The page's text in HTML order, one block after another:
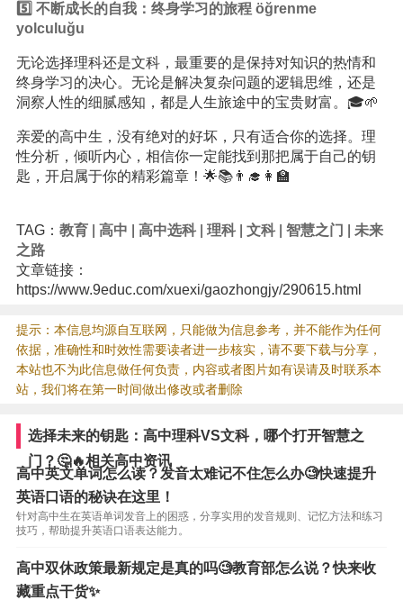
5️⃣ 不断成长的自我：终身学习 的旅程 öğrenme
yolculuğu
无论选择理科还是文科，最重要的是保持对知识的热情和
终身学习的决心。无论是解决复杂问题的逻辑思维，还是
洞察人性的细腻感知，都是人生旅途中的宝贵财富。🎓🌱
亲爱的高中生，没有绝对的好坏，只有适合你的选择。理
性分析，倾听内心，相信你一定能找到那把属于自己的钥
匙，开启属于你的精彩篇章！🌟📚👨‍🎓👩‍🏫
TAG： 教育| 高中 高中选科| 理科| 文科| 智慧之门
未来
之路
文章链接：
https://www.9educ.com/xuexi/gaozhongjy/290615.html
提示：本信息均源自互联网，只能做为信息参考，并不能作为任何
依据，准确性和时效性需要读者进一步核实，请不要下载与分享，
本站也不为此信息做任何负责，内容或者图片如有误请及时联系本
站，我们将在第一时间做出修改或者删除
选择未来的钥匙：高中理科VS文科，哪个打开智慧之
门？🤔🔥相关高中资讯
高中英文单词怎么读？发音太难记不住怎么办🧐快速提升
英语口语的秘诀在这里！
针对高中生在英语单词发音上的困惑，分享实用的发音规则、记忆方法和练习
技巧，帮助提升英语口语表达能力。
高中双休政策最新规定是真的吗🧐教育部怎么说？快来收
藏重点干货✨